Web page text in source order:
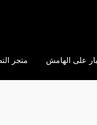
على الهامش متجر